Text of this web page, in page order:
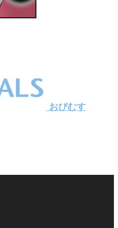
おびむす